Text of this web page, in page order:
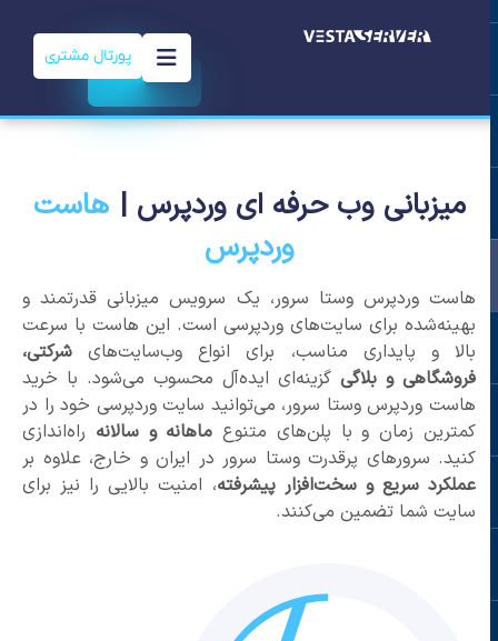
پورتال مشتری
میزبانی وب حرفه ای وردپرس |
هاست
وردپرس
هاست وردپرس وستا سرور، یک سرویس میزبانی قدرتمند و
بهینه‌شده برای سایت‌های وردپرسی است. این هاست با سرعت
بالا و پایداری مناسب، برای انواع وب‌سایت‌های شرکتی،
فروشگاهی و بلاگیگزینه‌ای ایده‌آل محسوب می‌شود. با خرید
هاست وردپرس وستا سرور، می‌توانید سایت وردپرسی خود را در
کمترین زمان و با پلن‌های متنوع ماهانه و سالانهراه‌اندازی
کنید. سرورهای پرقدرت وستا سرور در ایران و خارج، علاوه بر
عملکرد سریع و سخت‌افزار پیشرفته، امنیت بالایی را نیز برای
سایت شما تضمین می‌کنند.